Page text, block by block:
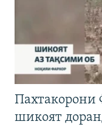
Пахтакорони
шикоят